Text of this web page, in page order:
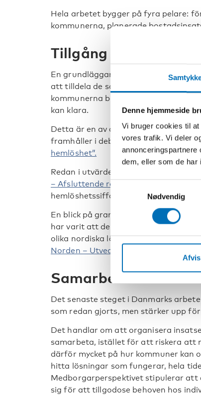
Denne hjemmeside
Vi bruger cookies til
vores trafik. Vi deler
annonceringspartnere
dem, eller som de har
Samtykkevalg
Nødvendig
Afvis
Hela arbetet bygger på fyra pelare:
kommunerna, planerade
Tillgång till billiga
En grundläggande förutsättning för
att tilldela de som är hemlösa. Därför
kommunerna bör se till att det finns
kan klara.
Detta är en av de punkter som
framhåller i debattartikeln”Norge
hemlöshet”.
Redan i utvärderingen av Danmarks
– Afsluttende rapport,
hemlöshetssifforna var just bristen
En blick på grannländerna Finland
har varit att de länderna haft en hög
olika nordiska ländernas
Norden – Utvecklingen av nordisk
Samarbete inom
Det senaste steget i Danmarks
som redan gjorts, men stärker upp
Det handlar om att organisera
samarbeta, istället för att riskera att
därför mycket på hur kommuner kan
hitta lösningar som fungerar, hela
Medborgarperspektivet stipulerar
sig för att tillgodose behoven hos